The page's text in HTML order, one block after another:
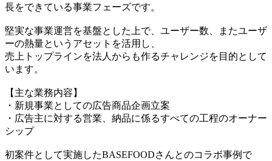
長をできている事業フェーズです。
堅実な事業運営を基盤とした上で、ユーザー数、またユーザ
ーの熱量というアセットを活用し、
売上トップラインを法人からも作るチャレンジを目的として
います。
【主な業務内容】
・新規事業としての広告商品企画立案
・広告主に対する営業、納品に係るすべての工程のオーナー
シップ
初案件として実施したBASEFOODさんとのコラボ事例で